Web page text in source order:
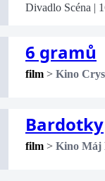
Divadlo Scéna |
6 gramů
film > Kino
Bardotky
film > Kino Máj